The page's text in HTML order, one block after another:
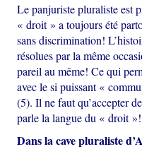
Le panjuriste pluraliste est
« droit » a toujours été
sans discrimination!
résolues par la même
pareil au même! Ce qui
avec le si puissant «
(5). Il ne faut qu’accepter
parle la langue du « droit »!
Dans la cave pluraliste